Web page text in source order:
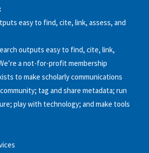
easy to find, cite, link, assess, and
outputs easy to find, cite, link,
a not-for-profit membership
to make scholarly communications
tag and share metadata; run
play with technology; and make tools